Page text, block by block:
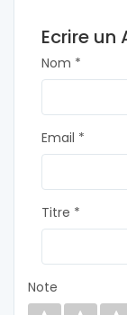
Ecrire un
Nom *
Email *
Titre *
Note